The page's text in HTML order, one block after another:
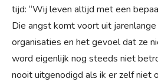
tijd: “Wij leven altijd met een
Die angst komt voort uit
organisaties en het gevoel dat ze
word eigenlijk nog steeds niet
nooit uitgenodigd als ik er zelf niet